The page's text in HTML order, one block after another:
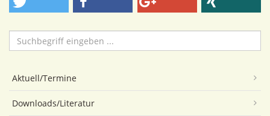
Suchen
Aktuell/Termine
Downloads/Literatur